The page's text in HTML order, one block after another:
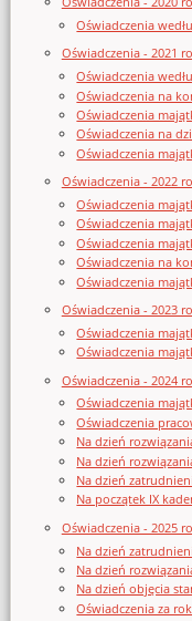
Oświadczenia
Oświadczenia - 2021
Oświadczenia
Oświadczenia na
Oświadczenia
Oświadczenia na
Oświadczenia
Oświadczenia - 2022
Oświadczenia
Oświadczenia
Oświadczenia
Oświadczenia na
Oświadczenia
Oświadczenia - 2023
Oświadczenia
Oświadczenia
Oświadczenia - 2024
Oświadczenia
Oświadczenia
Na dzień
Na dzień
Na dzień
Na początek IX
Oświadczenia - 2025
Na dzień
Na dzień
Na dzień objęcia
Oświadczenia za